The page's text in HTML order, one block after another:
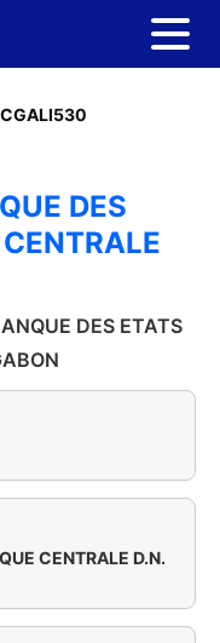
DES
DES ETATS
CENTRALE D.N.